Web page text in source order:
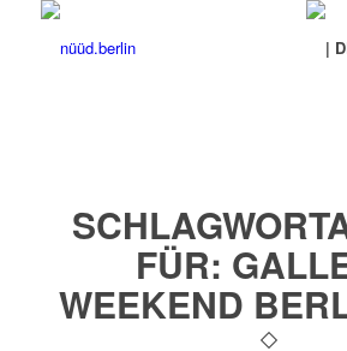
FÜR:
WEEKEND